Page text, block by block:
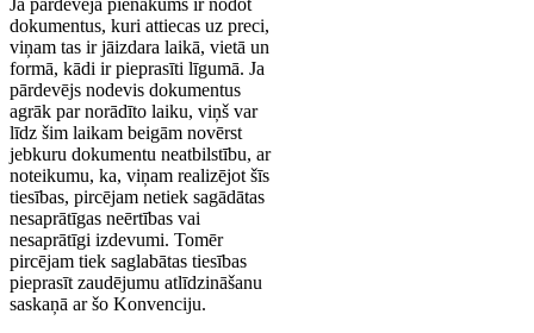
Ja pārdevēja pienākums ir nodot
dokumentus, kuri attiecas uz preci,
viņam tas ir jāizdara laikā, vietā un
formā, kādi ir pieprasīti līgumā. Ja
pārdevējs nodevis dokumentus
agrāk par norādīto laiku, viņš var
līdz šim laikam beigām novērst
jebkuru dokumentu neatbilstību, ar
noteikumu, ka, viņam realizējot šīs
tiesības, pircējam netiek sagādātas
nesaprātīgas neērtības vai
nesaprātīgi izdevumi. Tomēr
pircējam tiek saglabātas tiesības
pieprasīt zaudējumu atlīdzināšanu
saskaņā ar šo Konvenciju.